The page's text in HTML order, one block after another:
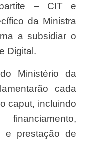
– CIT e
da Ministra
a subsidiar o
Digital.
Ministério da
cada
caput, incluindo
e prestação de